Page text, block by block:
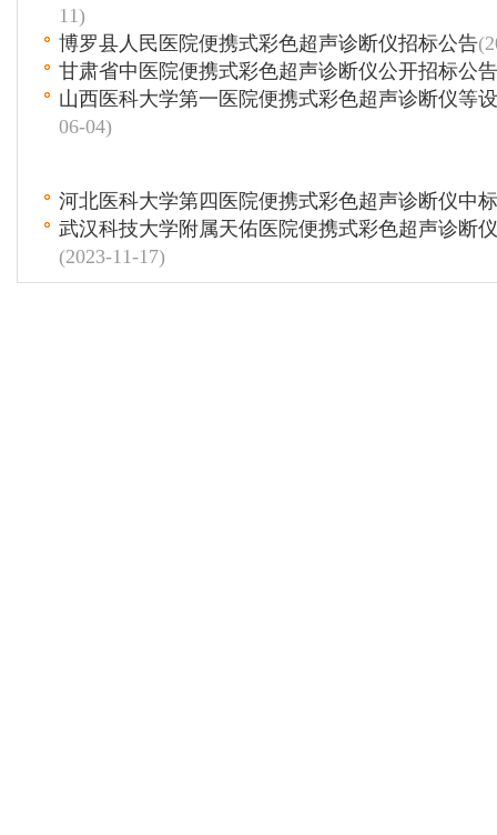
11)
博罗县人民医院便携式彩色超声诊断仪招标公告
甘肃省中医院便携式彩色超声诊断仪公开招标公告
山西医科大学第一医院便携式彩色超声诊断仪等
06-04)
河北医科大学第四医院便携式彩色超声诊断仪中
武汉科技大学附属天佑医院便携式彩色超声诊断
(2023-11-17)